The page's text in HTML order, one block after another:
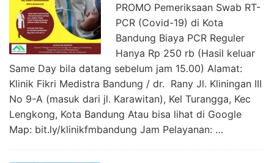
PROMO Pemeriksaan Swab RT-
PCR (Covid-19) di Kota
Bandung Biaya PCR Reguler
Hanya Rp 250 rb (Hasil keluar
Same Day bila datang sebelum jam 15.00) Alamat:
Klinik Fikri Medistra Bandung / dr. Rany Jl. Kliningan III
No 9-A (masuk dari jl. Karawitan), Kel Turangga, Kec
Lengkong, Kota Bandung Atau bisa lihat di Google
Map: bit.ly/klinikfmbandung Jam Pelayanan: …